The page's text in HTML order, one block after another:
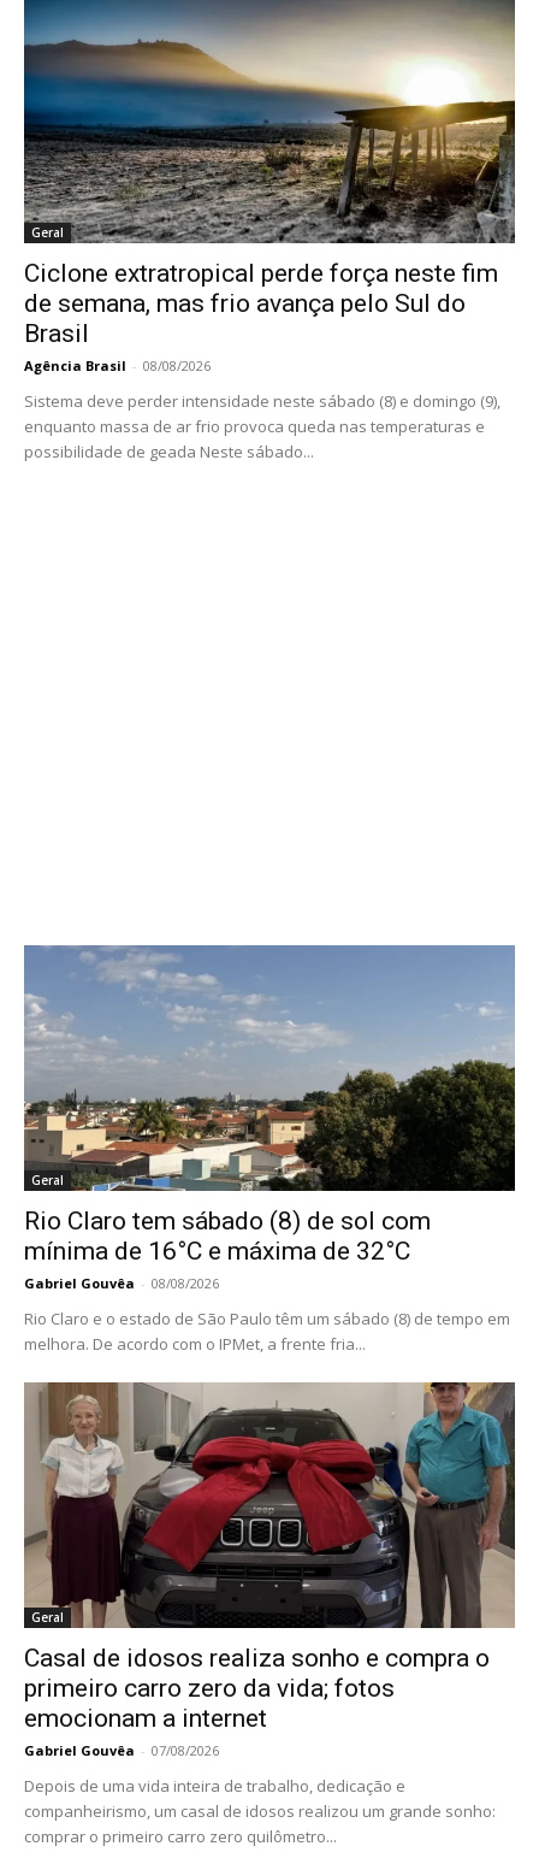
Geral
Ciclone extratropical perde força neste fim
de semana, mas frio avança pelo Sul do
Brasil
Agência Brasil - 08/08/2026
Sistema deve perder intensidade neste sábado (8) e domingo (9),
enquanto massa de ar frio provoca queda nas temperaturas e
possibilidade de geada Neste sábado...
Geral
Rio Claro tem sábado (8) de sol com
mínima de 16°C e máxima de 32°C
Gabriel Gouvêa - 08/08/2026
Rio Claro e o estado de São Paulo têm um sábado (8) de tempo em
melhora. De acordo com o IPMet, a frente fria...
Geral
Casal de idosos realiza sonho e compra o
primeiro carro zero da vida; fotos
emocionam a internet
Gabriel Gouvêa - 07/08/2026
Depois de uma vida inteira de trabalho, dedicação e
companheirismo, um casal de idosos realizou um grande sonho:
comprar o primeiro carro zero quilômetro...